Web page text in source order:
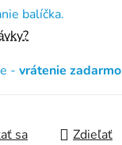
balíčka.
- vrátenie zadarmo
sa Zdieľať